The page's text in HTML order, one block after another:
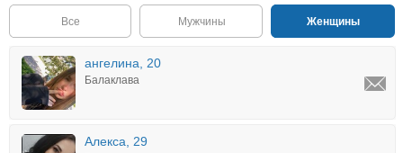
Все Мужчины Женщины
ангелина, 20
Балаклава
Алекса, 29